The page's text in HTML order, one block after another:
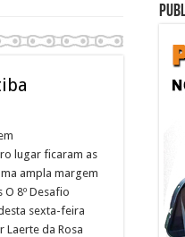
lugar ficaram as
ampla margem
8º Desafio
sexta-feira
Laerte da Rosa